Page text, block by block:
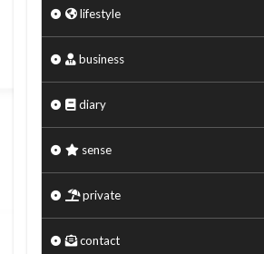
lifestyle
business
diary
sense
private
contact